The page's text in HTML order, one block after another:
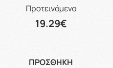
Προτεινόμενο
19.29€
ΠΡΟΣΘΗΚΗ